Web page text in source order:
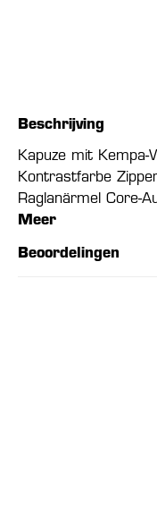
Beschrijving
Kapuze mit
Kontrastfarbe
Raglanärmel Core-
Meer
Beoordelingen